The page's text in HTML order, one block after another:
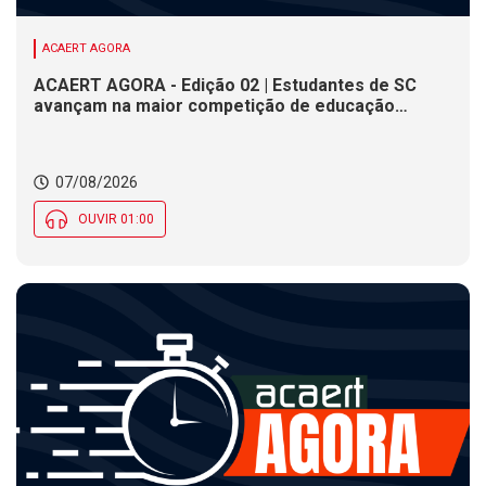
ACAERT AGORA
ACAERT AGORA - Edição 02 | Estudantes de SC
avançam na maior competição de educação
Social nesta sexta (7)
07/08/2026
OUVIR 01:00